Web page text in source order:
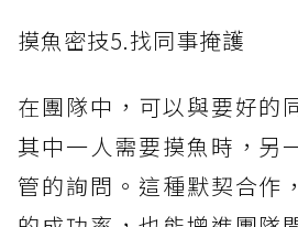
摸魚密技5.找同事掩護
在團隊中，可以與要好的
其中一人需要摸魚時，另
管的詢問。這種默契合作